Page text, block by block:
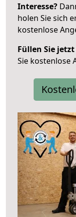
Interesse?
holen Sie sich
kostenlose
Füllen Sie
Sie kostenlose